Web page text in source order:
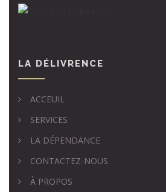
LA DÉLIVRENCE
ACCEUIL
SERVICES
LA DÉPENDANCE
CONTACTEZ-NOUS
À PROPOS